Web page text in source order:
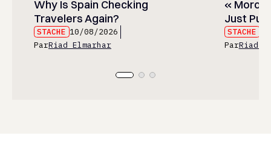
Why Is Spain Checking
Travelers Again?
STACHE 10/08/2026
ParRiad Elmarhar
«
Just
STACHE
ParRiad